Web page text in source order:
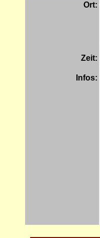
Ort:
Zeit:
Infos: